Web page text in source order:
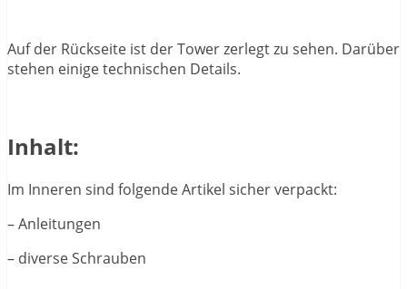
Auf der Rückseite ist der Tower zerlegt zu sehen. Darüber
stehen einige technischen Details.
Inhalt:
Im Inneren sind folgende Artikel sicher verpackt:
– Anleitungen
– diverse Schrauben